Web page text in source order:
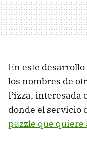
En este
los nombres de
Pizza, interesada
donde el servicio
puzzle que